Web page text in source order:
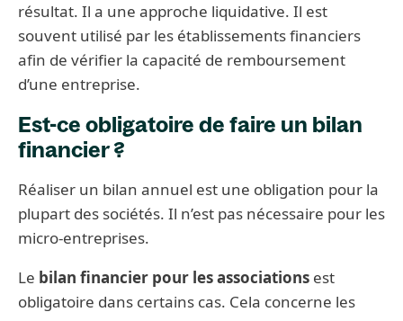
résultat. Il a une approche liquidative. Il est
souvent utilisé par les établissements financiers
afin de vérifier la capacité de remboursement
d’une entreprise.
Est-ce obligatoire de faire un bilan
financier ?
Réaliser un bilan annuel est une obligation pour la
plupart des sociétés. Il n’est pas nécessaire pour les
micro-entreprises.
Le bilan financier pour les associations est
obligatoire dans certains cas. Cela concerne les